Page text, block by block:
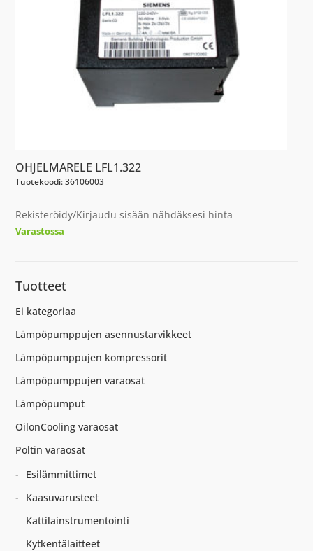
OHJELMARELE LFL1.322
Tuotekoodi: 36106003
Rekisteröidy/Kirjaudu sisään nähdäksesi hinta
Varastossa
Tuotteet
Ei kategoriaa
Lämpöpumppujen asennustarvikkeet
Lämpöpumppujen kompressorit
Lämpöpumppujen varaosat
Lämpöpumput
OilonCooling varaosat
Poltin varaosat
Esilämmittimet
Kaasuvarusteet
Kattilainstrumentointi
Kytkentälaitteet